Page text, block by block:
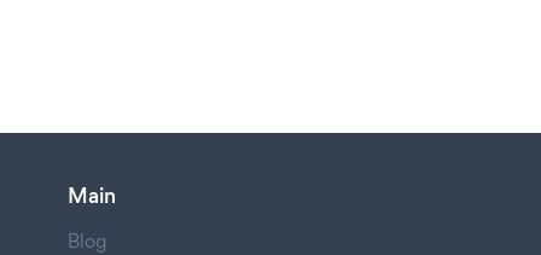
Main
Blog